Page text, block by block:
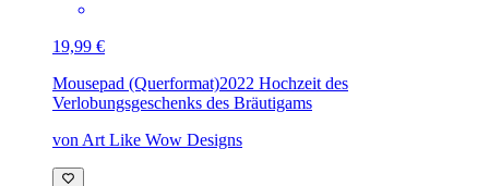
19,99 €
Mousepad (Querformat)2022 Hochzeit des
Verlobungsgeschenks des Bräutigams
von Art Like Wow Designs